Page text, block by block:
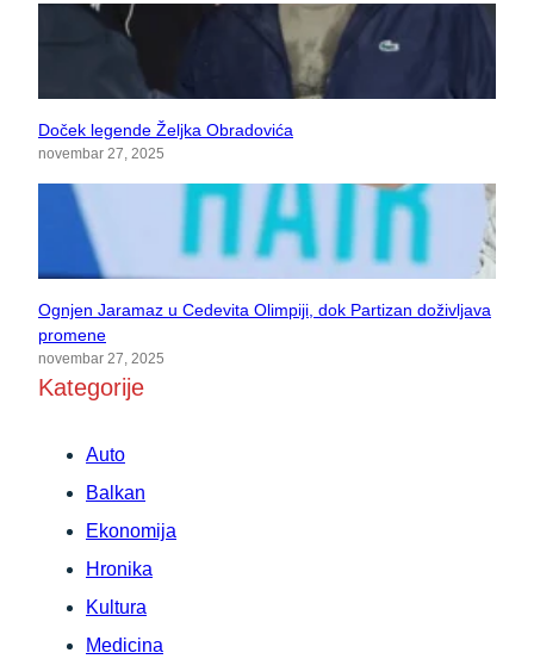
Doček legende Željka Obradovića
novembar 27, 2025
Ognjen Jaramaz u Cedevita Olimpiji, dok Partizan doživljava
promene
novembar 27, 2025
Kategorije
Auto
Balkan
Ekonomija
Hronika
Kultura
Medicina